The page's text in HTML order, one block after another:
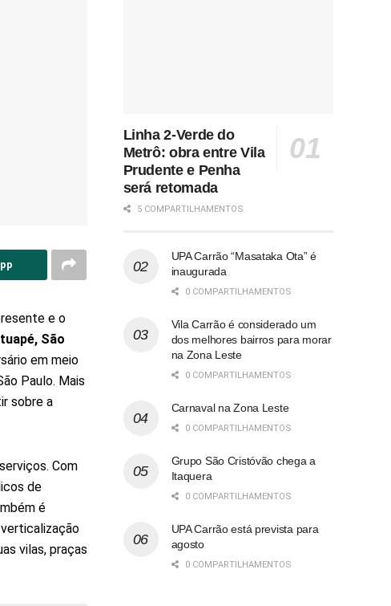
e o
São
em meio
Paulo. Mais
sobre a
Com
de
é
vilas, praças
Linha 2-Verde do
Metrô: obra entre Vila
Prudente e Penha
será retomada
5 COMPARTILHAMENTOS
UPA Carrão “Masataka Ota” é
inaugurada
0 COMPARTILHAMENTOS
Vila Carrão é considerado um
dos melhores bairros para morar
na Zona Leste
0 COMPARTILHAMENTOS
Carnaval na Zona Leste
0 COMPARTILHAMENTOS
Grupo São Cristóvão chega a
Itaquera
0 COMPARTILHAMENTOS
UPA Carrão está prevista para
agosto
0 COMPARTILHAMENTOS